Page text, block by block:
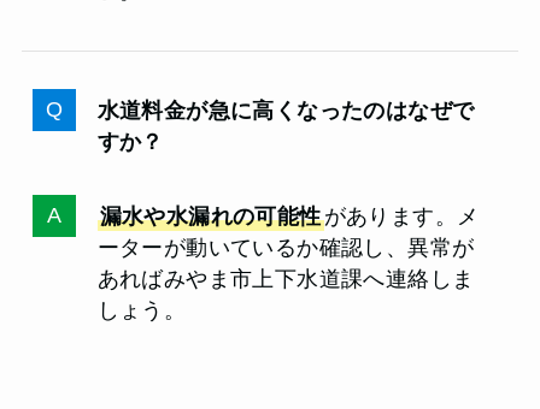
水道料金が急に高くなったのはなぜで
すか？
漏水や水漏れの可能性があります。メ
ーターが動いているか確認し、異常が
あればみやま市上下水道課へ連絡しま
しょう。